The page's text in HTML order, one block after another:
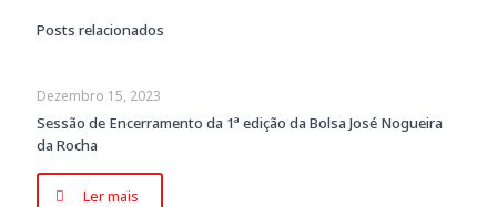
Posts relacionados
Dezembro 15, 2023
Sessão de Encerramento da 1ª edição da Bolsa José Nogueira
da Rocha
Ler mais